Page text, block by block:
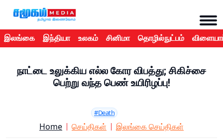
இலங்கை இந்தியா உலகம் சினிமா தொழில்நுட்பம்
நாட்டை உலுக்கிய எல்ல கோர விபத்து; சிகிச்சை
பெற்று வந்த பெண் உயிரிழப்பு!
#Death
Home செய்திகள் இலங்கை செய்திகள்